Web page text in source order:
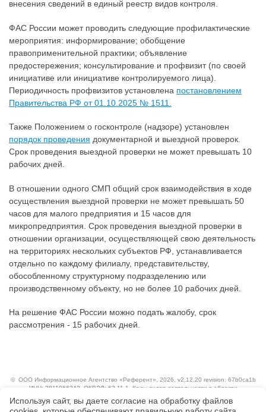
внесения сведений в единый реестр видов контроля.
ФАС России может проводить следующие профилактические
мероприятия: информирование; обобщение
правоприменительной практики; объявление
предостережения; консультирование и профвизит (по своей
инициативе или инициативе контролируемого лица).
Периодичность профвизитов установлена постановлением
Правительства РФ от 01.10.2025 № 1511.
Также Положением о госконтроле (надзоре) установлен
порядок проведения документарной и выездной проверок.
Срок проведения выездной проверки не может превышать 10
рабочих дней.
В отношении одного СМП общий срок взаимодействия в ходе
осуществления выездной проверки не может превышать 50
часов для малого предприятия и 15 часов для
микропредприятия. Срок проведения выездной проверки в
отношении организации, осуществляющей свою деятельность
на территориях нескольких субъектов РФ, устанавливается
отдельно по каждому филиалу, представительству,
обособленному структурному подразделению или
производственному объекту, но не более 10 рабочих дней.
На решение ФАС России можно подать жалобу, срок
рассмотрения - 15 рабочих дней.
© ООО Информационное Агентство «Референт», 2026, v2.12.20 revision: 67b0ca1b
ИНН: 3811066343, ОКВЭД: 63.11.1, Коды видов деятельности в области
информационных технологий: 1.01, 3.01
Ценовая политика
Используя сайт, вы даете согласие на обработку файлов